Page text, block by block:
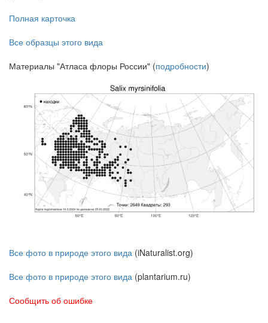
Полная карточка
Все образцы этого вида
Материалы "Атласа флоры России" (подробности)
Все фото в природе этого вида (iNaturalist.org)
Все фото в природе этого вида (plantarium.ru)
Сообщить об ошибке